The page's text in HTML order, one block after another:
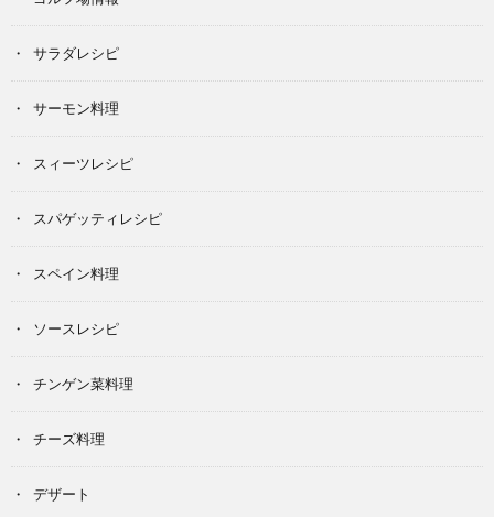
サラダレシピ
サーモン料理
スィーツレシピ
スパゲッティレシピ
スペイン料理
ソースレシピ
チンゲン菜料理
チーズ料理
デザート